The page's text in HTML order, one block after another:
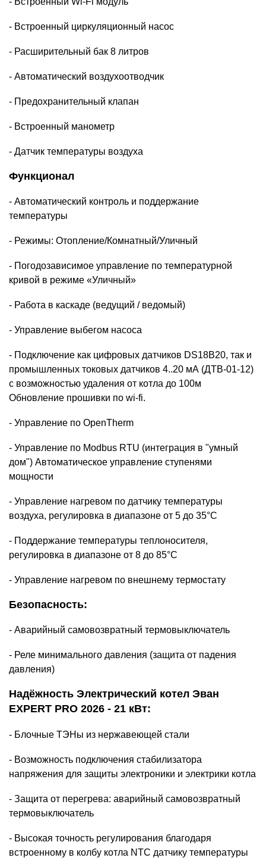
- Встроенный циркуляционный насос
- Расширительный бак 8 литров
- Автоматический воздухоотводчик
- Предохранительный клапан
- Встроенный манометр
- Датчик температуры воздуха
Функционал
- Автоматический контроль и поддержание
температуры
- Режимы: Отопление/Комнатный/Уличный
- Погодозависимое управление по температурной
кривой в режиме «Уличный»
- Работа в каскаде (ведущий / ведомый)
- Управление выбегом насоса
- Подключение как цифровых датчиков DS18B20, так и
промышленных токовых датчиков 4..20 мА (ДТВ-01-12)
с возможностью удаления от котла до 100м
Обновление прошивки по wi-fi.
- Управление по OpenTherm
- Управление по Modbus RTU (интеграция в "умный
дом") Автоматическое управление ступенями
мощности
- Управление нагревом по датчику температуры
воздуха, регулировка в диапазоне от 5 до 35°С
- Поддержание температуры теплоносителя,
регулировка в диапазоне от 8 до 85°С
- Управление нагревом по внешнему термостату
Безопасность:
- Аварийный самовозвратный термовыключатель
- Реле минимального давления (защита от падения
давления)
Надёжность Электрический котел Эван
EXPERT PRO 2026 - 21 кВт:
- Блочные ТЭНы из нержавеющей стали
- Возможность подключения стабилизатора
напряжения для защиты электроники и электрики котла
- Защита от перегрева: аварийный самовозвратный
термовыключатель
- Высокая точность регулирования благодаря
встроенному в колбу котла NTC датчику температуры